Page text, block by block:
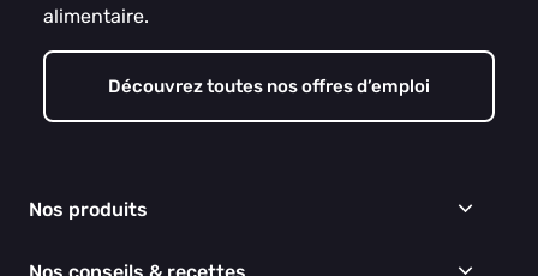
alimentaire.
Découvrez toutes nos offres d’emploi
Nos produits
Nos conseils & recettes